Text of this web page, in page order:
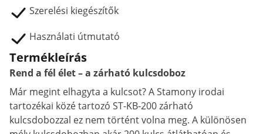
Szerelési kiegészítők
Használati útmutató
Termékleírás
Rend a fél élet – a zárható kulcsdoboz
Már megint elhagyta a kulcsot? A Stamony irodai
tartozékai közé tartozó ST-KB-200 zárható
kulcsdobozzal ez nem történt volna meg. A különösen